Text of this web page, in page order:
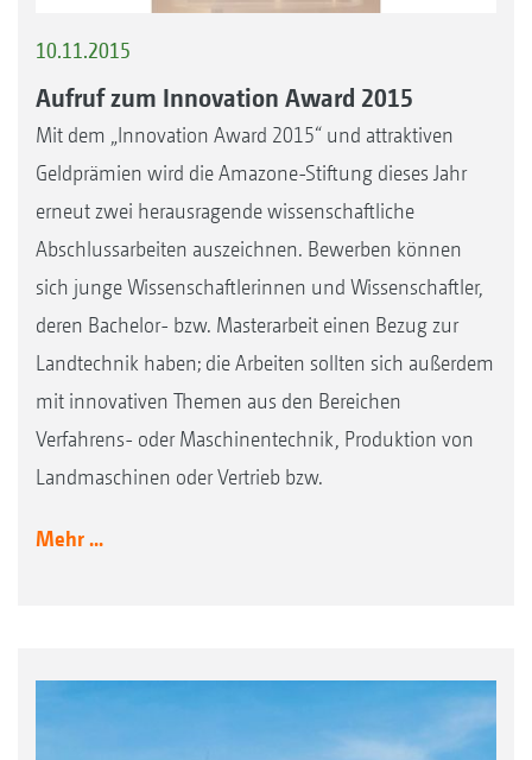
10.11.2015
Aufruf zum Innovation Award 2015
Mit dem „Innovation Award 2015“ und attraktiven
Geldprämien wird die Amazone-Stiftung dieses Jahr
erneut zwei herausragende wissenschaftliche
Abschlussarbeiten auszeichnen. Bewerben können
sich junge Wissenschaftlerinnen und Wissenschaftler,
deren Bachelor- bzw. Masterarbeit einen Bezug zur
Landtechnik haben; die Arbeiten sollten sich außerdem
mit innovativen Themen aus den Bereichen
Verfahrens- oder Maschinentechnik, Produktion von
Landmaschinen oder Vertrieb bzw.
Mehr ...